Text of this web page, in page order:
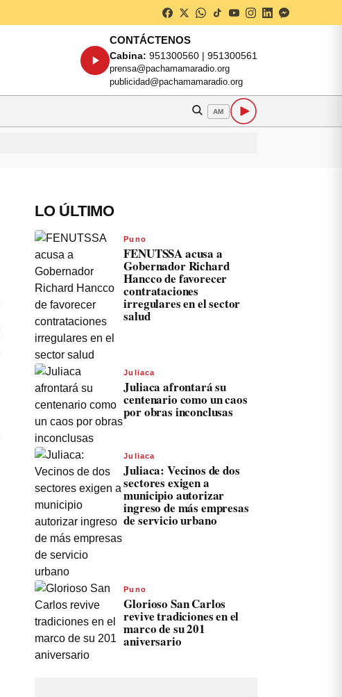
CONTÁCTENOS
Cabina: 951300560 | 951300561
prensa@pachamamaradio.org
publicidad@pachamamaradio.org
AM
LO ÚLTIMO
Puno
FENUTSSA acusa a
Gobernador Richard
Hancco de favorecer
contrataciones
irregulares en el sector
salud
Juliaca
Juliaca afrontará su
centenario como un caos
por obras inconclusas
Juliaca
Juliaca: Vecinos de dos
sectores exigen a
municipio autorizar
ingreso de más empresas
de servicio urbano
Puno
Glorioso San Carlos
revive tradiciones en el
marco de su 201
aniversario